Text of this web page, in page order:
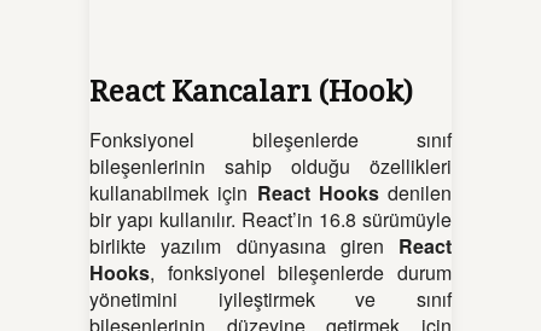
React Kancaları (Hook)
Fonksiyonel bileşenlerde sınıf
bileşenlerinin sahip olduğu özellikleri
kullanabilmek için React Hooksdenilen
bir yapı kullanılır. React’in 16.8 sürümüyle
birlikte yazılım dünyasına giren React
Hooks, fonksiyonel bileşenlerde durum
yönetimini iyileştirmek ve sınıf